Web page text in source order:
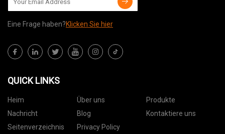
Eine Frage haben?Klicken Sie hier
QUICK LINKS
Heim Über uns
Produkte
Nachricht
Blog
Kontaktiere uns
Seitenverzeichnis
Privacy Policy